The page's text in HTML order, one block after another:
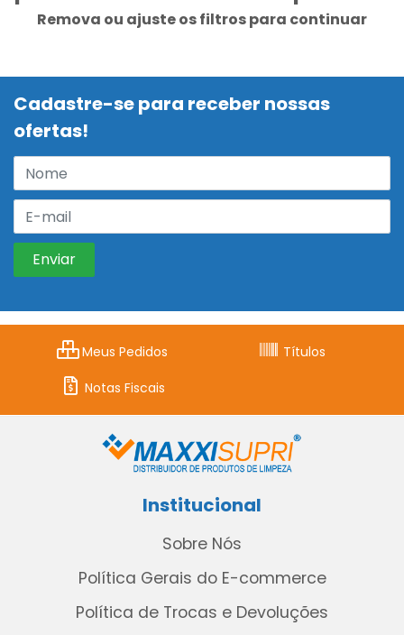
Remova ou ajuste os filtros para continuar
Cadastre-se para receber nossas
ofertas!
Meus Pedidos
Títulos
Notas Fiscais
Institucional
Sobre Nós
Política Gerais do E-commerce
Política de Trocas e Devoluções